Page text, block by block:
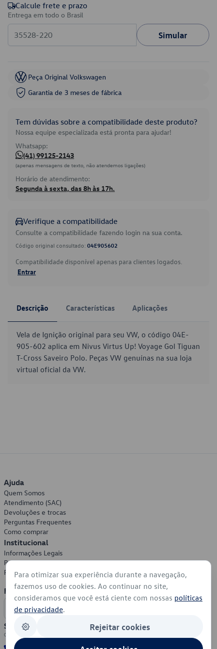
Calcule frete e prazo
Entrega em todo o Brasil
Simular
Peça Original Volkswagen
Garantia de 3 meses de fábrica
Tem dúvidas sobre a compatibilidade deste produto?
Nossa equipe especializada está pronta para ajudar!
Whatsapp:
(41) 99125-2143
(apenas mensagens de texto, não atendemos ligações)
Horário de atendimento:
Segunda à sexta, das 8h às 17h.
Verifique a compatibilidade
Consulte a compatibilidade fazendo login na sua conta.
Código original consultado: 04E905602
Compatibilidade disponível apenas para clientes logados.
Entrar
Descrição Características Aplicações
Vela de Ignição original para seu VW, o código 04E-
905-602 aplica em Nivus Virtus Up! Voyage Gol Tiguan
T-Cross Saveiro Polo. Peças VW genuínas na sua loja
virtual oficial da VW.
Ajuda
Quem Somos
Atendimento (SAC)
Devoluções e trocas
Perguntas Frequentes
Como comprar
Institucional
Informações Legais
Política de Privacidade
Política de Cookies
Formas de Pagamento
Segurança
Para otimizar sua experiência durante a navegação,
fazemos uso de cookies. Ao continuar no site,
consideramos que você está ciente com nossas políticas
de privacidade.
Rejeitar cookies